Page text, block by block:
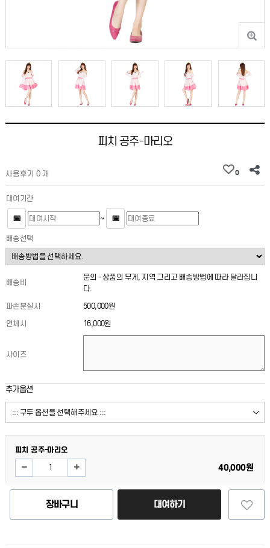
피치 공주-마리오
사용후기 0 개 0
대여기간
📅 ~ 📅
배송선택
배송비
문의 - 상품의 무게, 지역 그리고 배송방법에 따라 달라집니
다.
파손분실시
500,000원
연체시
16,000원
사이즈
추가옵션
피치 공주-마리오
40,000원
장바구니 대여하기